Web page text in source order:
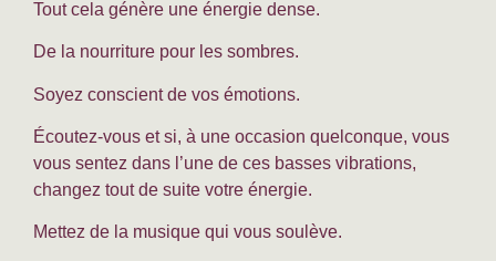
Tout cela génère une énergie dense.
De la nourriture pour les sombres.
Soyez conscient de vos émotions.
Écoutez-vous et si, à une occasion quelconque, vous
vous sentez dans l’une de ces basses vibrations,
changez tout de suite votre énergie.
Mettez de la musique qui vous soulève.